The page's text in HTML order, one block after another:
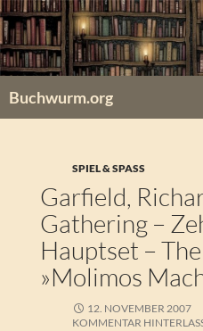
Zum
Inhalt
springen
Buchwurm.org
SPIEL & SPASS
Garfield,
Gathering –
Hauptset –
»Molimos
12. NOVEMBER 2007
KOMMENTAR